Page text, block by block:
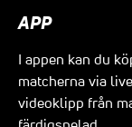
APP
I appen kan du
matcherna via
videoklipp från